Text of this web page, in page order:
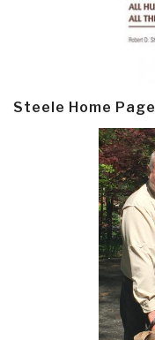
Steele Home Page